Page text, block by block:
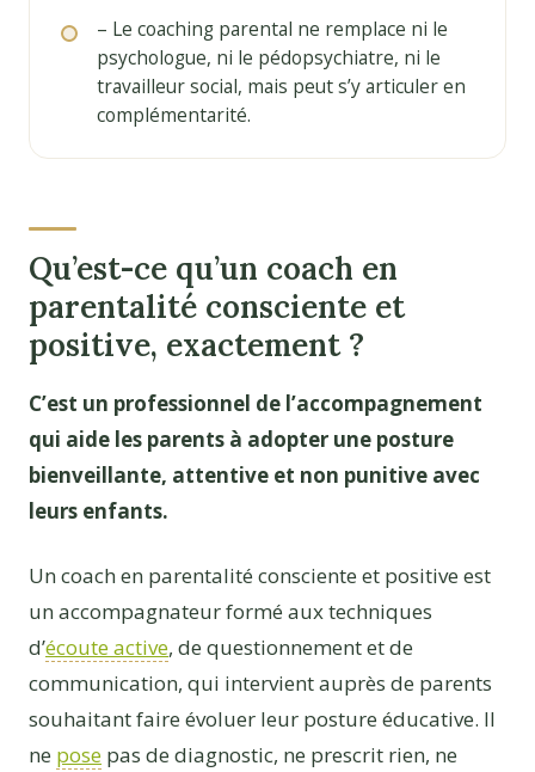
– Le coaching parental ne remplace ni le
psychologue, ni le pédopsychiatre, ni le
travailleur social, mais peut s’y articuler en
complémentarité.
Qu’est-ce qu’un coach en
parentalité consciente et
positive, exactement ?
C’est un professionnel de l’accompagnement
qui aide les parents à adopter une posture
bienveillante, attentive et non punitive avec
leurs enfants.
Un coach en parentalité consciente et positive est
un accompagnateur formé aux techniques
d’écoute active, de questionnement et de
communication, qui intervient auprès de parents
souhaitant faire évoluer leur posture éducative. Il
ne pose pas de diagnostic, ne prescrit rien, ne